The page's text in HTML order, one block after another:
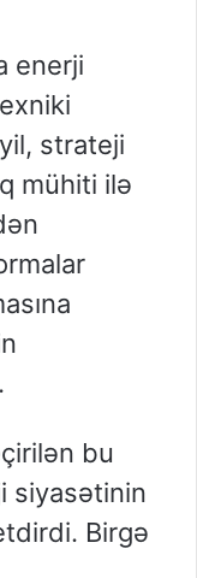
enerji
, strateji
mühiti ilə
bu
siyasətinin
. Birgə